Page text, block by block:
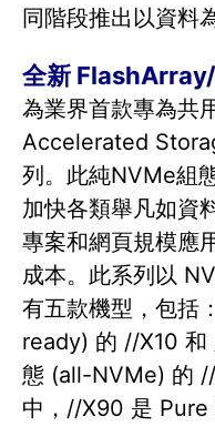
同階段推出以資料
全新
為業界首款專為共
Accelerated
列。此純NVMe組
加快各類舉凡如資
專案和網頁規模應
成本。此系列以
有五款機型，包括
ready) 的 //X10
態 (all-NVMe) 的
中，//X90 是 Pure